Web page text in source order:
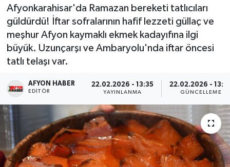
Afyonkarahisar'da Ramazan bereketi tatlıcıları
güldürdü! İftar sofralarının hafif lezzeti güllaç ve
meşhur Afyon kaymaklı ekmek kadayıfına ilgi
büyük. Uzunçarşı ve Ambaryolu'nda iftar öncesi
tatlı telaşı var.
AFYON HABER
EDITÖR
22.02.2026 - 13:35
YAYINLANMA
22.02.2026 -
GÜNCELLEME
Sivil Toplum
Ekonomi